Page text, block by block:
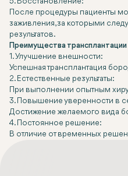
После процедуры пациенты
заживления, за которыми
результатов.
Преимущества
1. Улучшение внешности:
Успешная трансплантация
2. Естественные результаты:
При выполнении опытным
3. Повышение уверенности в
Достижение желаемого вида
4. Постоянное решение:
В отличие от временных